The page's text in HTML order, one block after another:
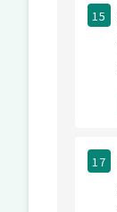
15
17